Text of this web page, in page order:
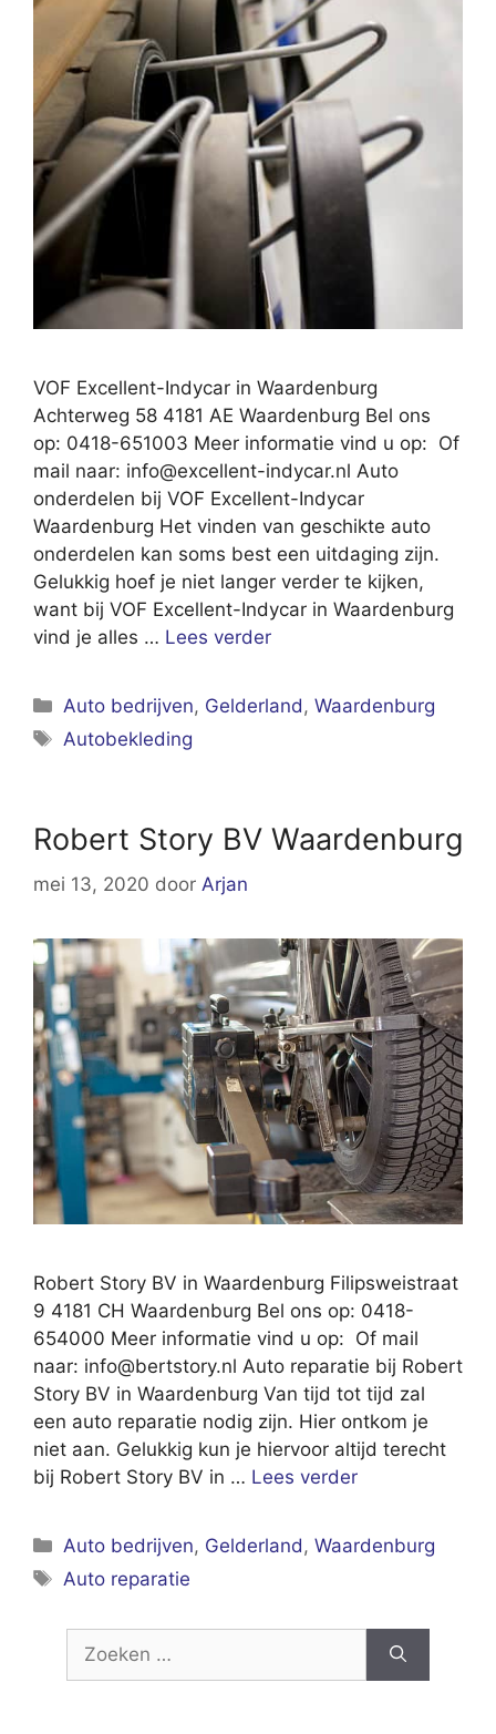
VOF Excellent-Indycar in Waardenburg
Achterweg 58 4181 AE Waardenburg Bel ons
op: 0418-651003 Meer informatie vind u op: Of
mail naar: info@excellent-indycar.nl Auto
onderdelen bij VOF Excellent-Indycar
Waardenburg Het vinden van geschikte auto
onderdelen kan soms best een uitdaging zijn.
Gelukkig hoef je niet langer verder te kijken,
want bij VOF Excellent-Indycar in Waardenburg
vind je alles … Lees verder
Categorieën
Auto bedrijven, Gelderland,Waardenburg
Tags
Autobekleding
Robert Story BV Waardenburg
mei 13, 2020 door Arjan
Robert Story BV in Waardenburg Filipsweistraat
9 4181 CH Waardenburg Bel ons op: 0418-
654000 Meer informatie vind u op: Of mail
naar: info@bertstory.nl Auto reparatie bij Robert
Story BV in Waardenburg Van tijd tot tijd zal
een auto reparatie nodig zijn. Hier ontkom je
niet aan. Gelukkig kun je hiervoor altijd terecht
bij Robert Story BV in … Lees verder
Categorieën
Auto bedrijven, Gelderland ,Waardenburg
Tags
Auto reparatie
naar: